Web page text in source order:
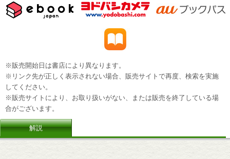
※販売開始日は書店により異なります。
※リンク先が正しく表示されない場合、販売サイトで再度、検索を実施
してください。
※販売サイトにより、お取り扱いがない、または販売を終了している場
合がございます。
解説